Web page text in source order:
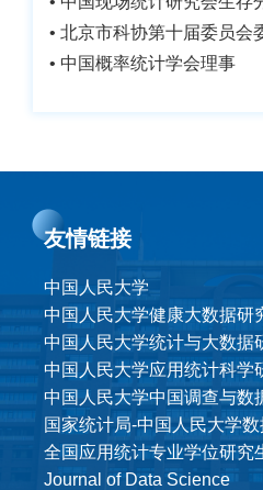
• 北京市科协第十届委员会
• 中国概率统计学会理事
友情链接
中国人民大学
中国人民大学健康大数据研
中国人民大学统计与大数据
中国人民大学应用统计科学
中国人民大学中国调查与数
国家统计局-中国人民大学
全国应用统计专业学位研究
Journal of Data Science